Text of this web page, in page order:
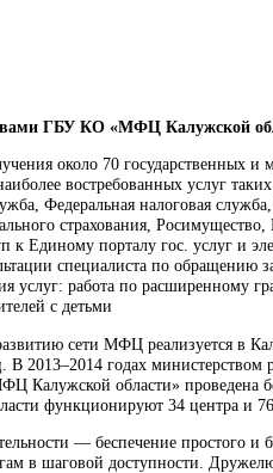
ГБУ КО «МФЦ Калужской
около 70 государственных
востребованных услуг
Федеральная налоговая
страхования, Росимущество,
к Единому порталу гос. услуг и
специалиста по обращению
услуг: работа по расширенному
с детьми
сети МФЦ реализуется в
В 2013–2014 годах
Калужской области» проведена
функционируют 34 центра и
— беспечение простого и
в шаговой доступности.